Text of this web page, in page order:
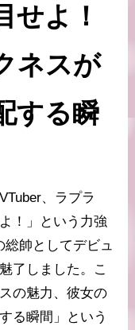
せよ！
ネスが
する瞬
、ラプラ
！」という力強
総帥としてデビュ
了しました。こ
の魅力、彼女の
る瞬間」という